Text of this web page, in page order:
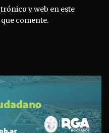
y web en este
comente.